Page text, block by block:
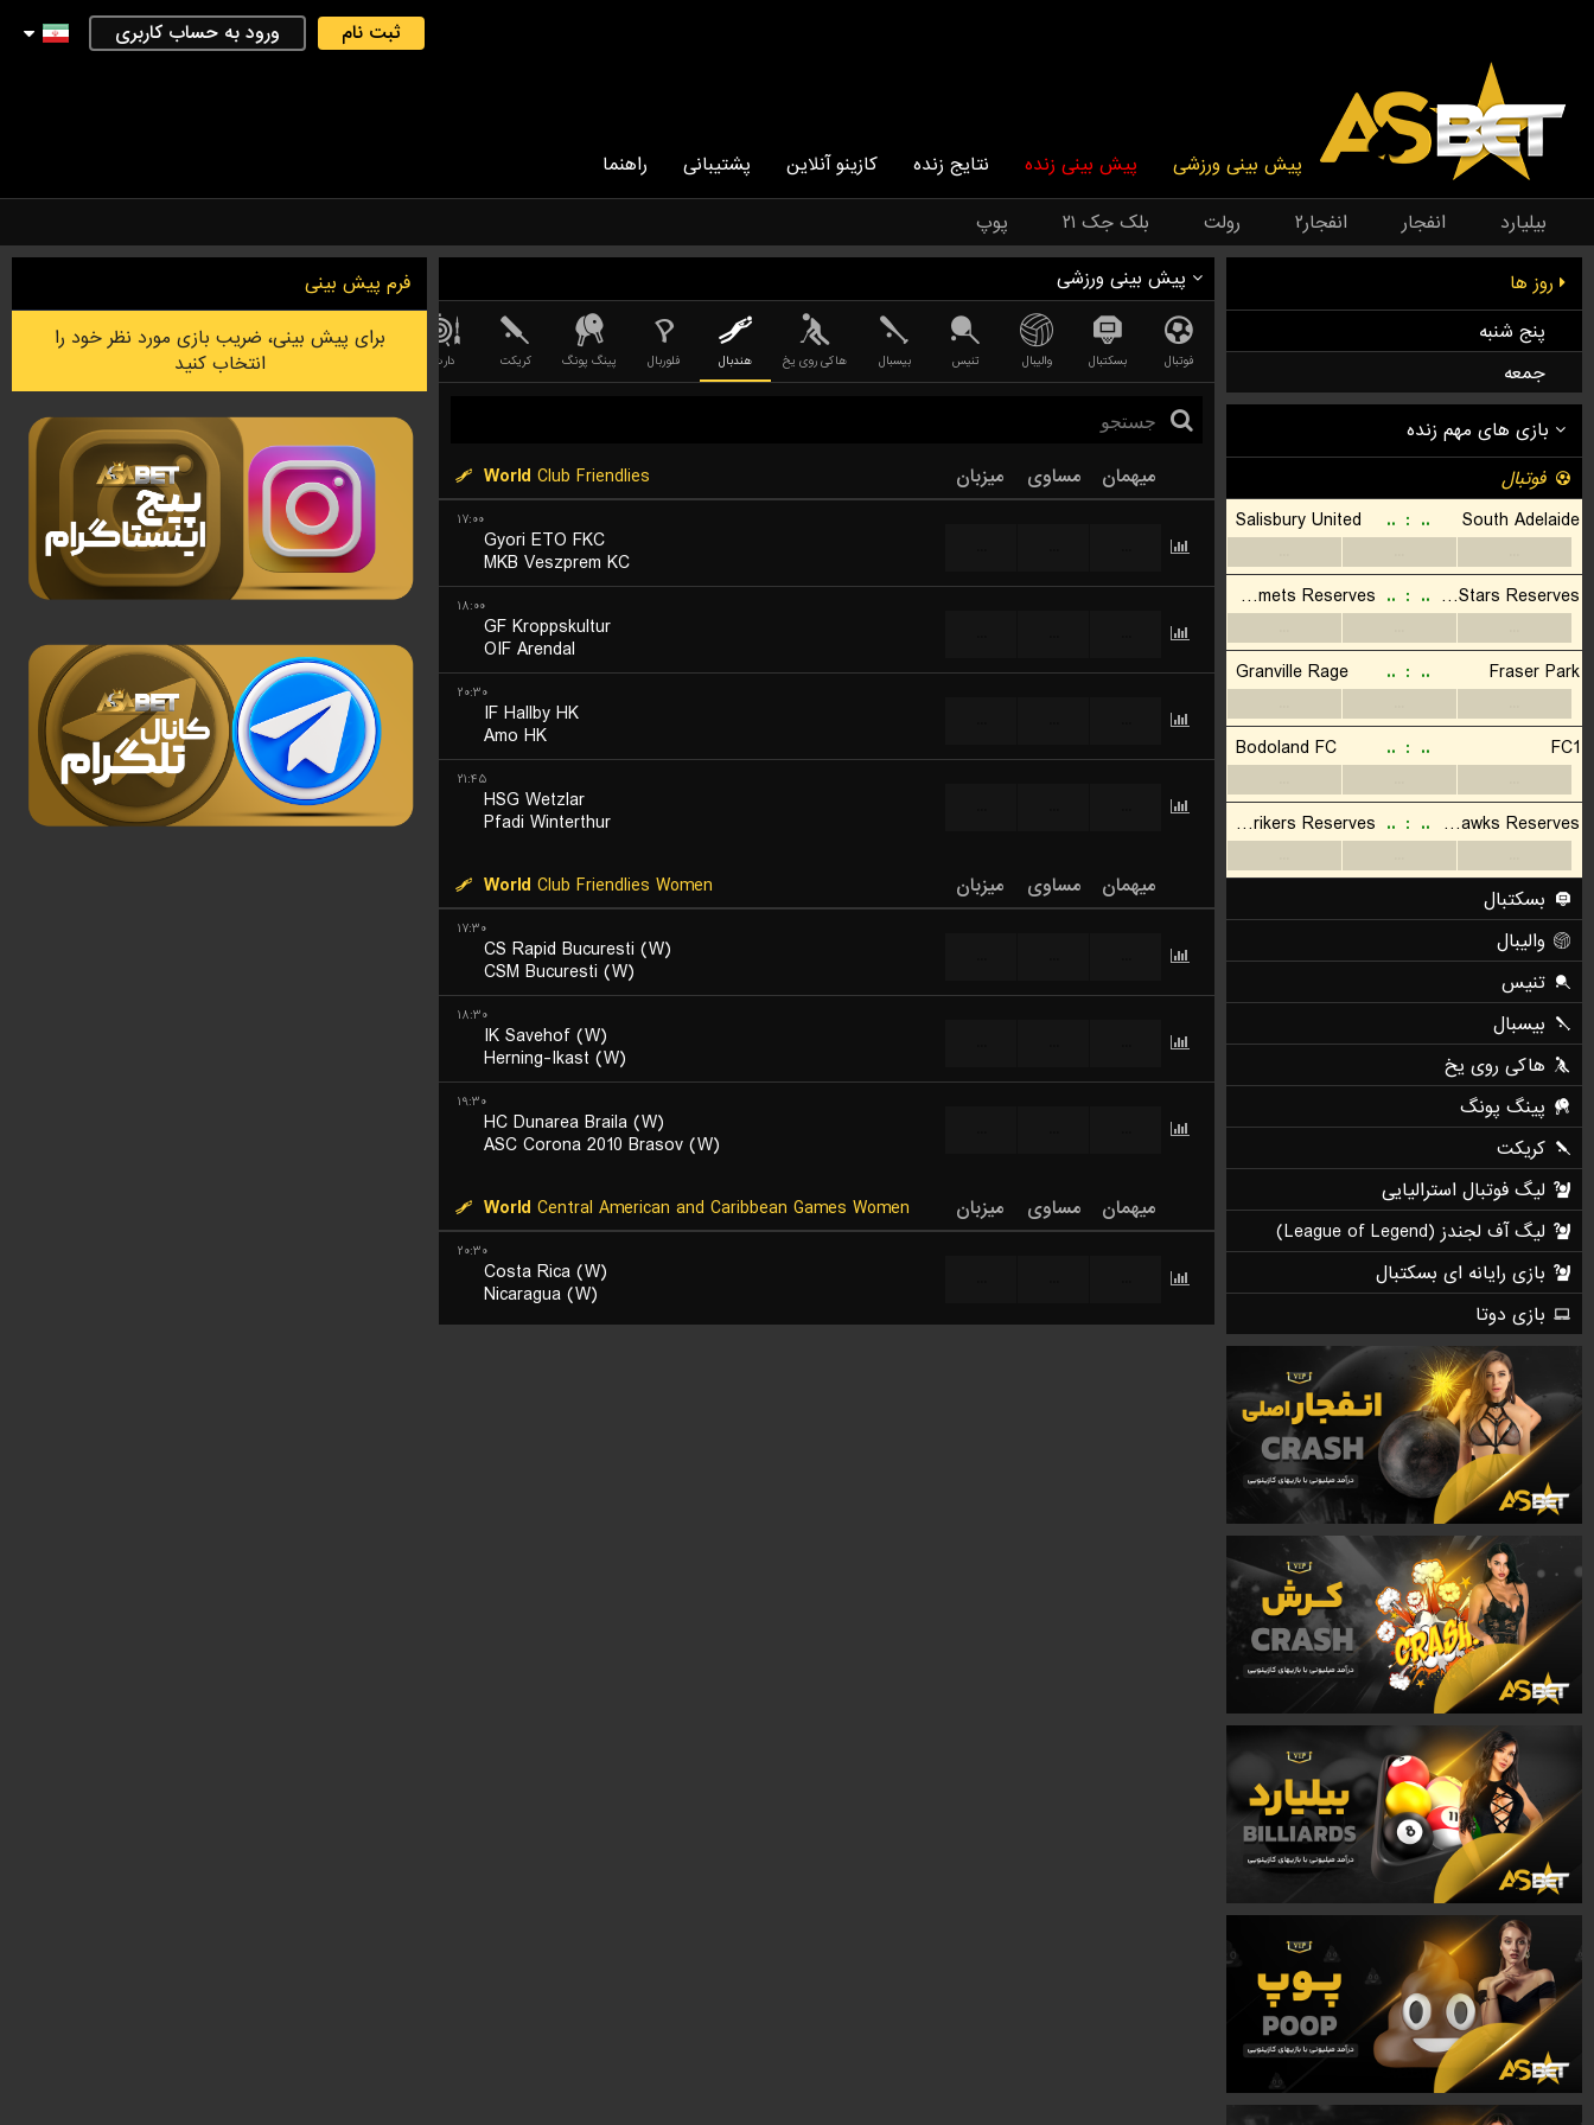
ثبت نام ورود به حساب کاربری
پیش بینی ورزشی پیش بینی زنده نتایج زنده کازینو آنلاین پشتیبانی راهنما
بیلیارد انفجار انفجار۲ رولت بلک جک ۲۱ پوپ
روز ها
پنج شنبه
جمعه
پیش بینی ورزشی
فوتبال بسکتبال والیبال تنیس بیسبال هاکی روی یخ هندبال فلوربال پینگ پونگ کریکت دارت
World Club Friendlies میزبان مساوی میهمان
۱۷:۰۰
Gyori ETO FKC
MKB Veszprem KC
۱۸:۰۰
GF Kroppskultur
OIF Arendal
۲۰:۳۰
IF Hallby HK
Amo HK
۲۱:۴۵
HSG Wetzlar
Pfadi Winterthur
World Club Friendlies Women میزبان مساوی میهمان
۱۷:۳۰
CS Rapid Bucuresti (W)
CSM Bucuresti (W)
۱۸:۳۰
IK Savehof (W)
Herning-Ikast (W)
۱۹:۳۰
HC Dunarea Braila (W)
ASC Corona 2010 Brasov (W)
World Central American and Caribbean Games Women میزبان مساوی میهمان
۲۰:۳۰
Costa Rica (W)
Nicaragua (W)
فرم پیش بینی
برای پیش بینی، ضریب بازی مورد نظر خود را
انتخاب کنید